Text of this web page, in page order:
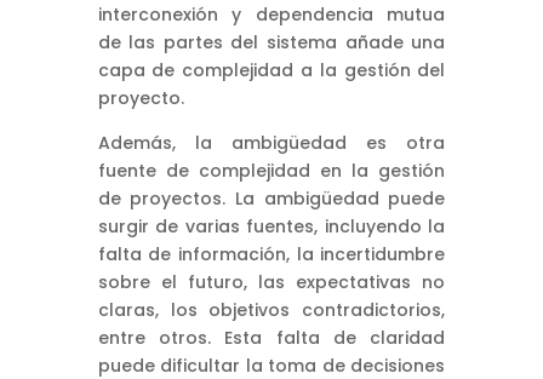
interconexión y dependencia mutua
de las partes del sistema añade una
capa de complejidad a la gestión del
proyecto.
Además, la ambigüedad es otra
fuente de complejidad en la gestión
de proyectos. La ambigüedad puede
surgir de varias fuentes, incluyendo la
falta de información, la incertidumbre
sobre el futuro, las expectativas no
claras, los objetivos contradictorios,
entre otros. Esta falta de claridad
puede dificultar la toma de decisiones